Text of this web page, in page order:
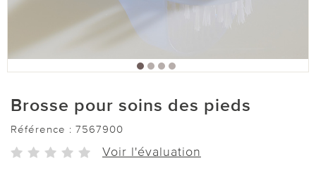
Brosse pour soins des pieds
Référence : 7567900
Voir l'évaluation